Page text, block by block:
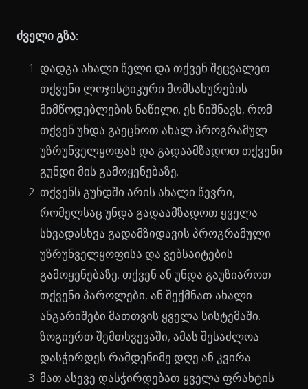
ძველი გზა:
დადგა ახალი წელი და თქვენ შეცვალეთ
თქვენი ლოჯისტიკური მომსახურების
მიმწოდებლების ნაწილი. ეს ნიშნავს, რომ
თქვენ უნდა გაეცნოთ ახალ პროგრამულ
უზრუნველყოფას და გადაამზადოთ თქვენი
გუნდი მის გამოყენებაზე.
თქვენს გუნდში არის ახალი წევრი,
რომელსაც უნდა გადაამზადოთ ყველა
სხვადასხვა გადამზიდავის პროგრამული
უზრუნველყოფისა და ვებსაიტების
გამოყენებაზე. თქვენ ან უნდა გაუზიაროთ
თქვენი პაროლები, ან შექმნათ ახალი
ანგარიშები მათთვის ყველა სისტემაში.
ზოგიერთ შემთხვევაში, ამას შესაძლოა
დასჭირდეს რამდენიმე დღე ან კვირა.
მათ ასევე დასჭირდებათ ყველა ფრახტის